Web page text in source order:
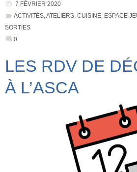
7 FÉVRIER 2020
ACTIVITÉS,ATELIERS, CUISINE, ESPACE
SORTIES
0
LES RDV DE
À L’ASCA